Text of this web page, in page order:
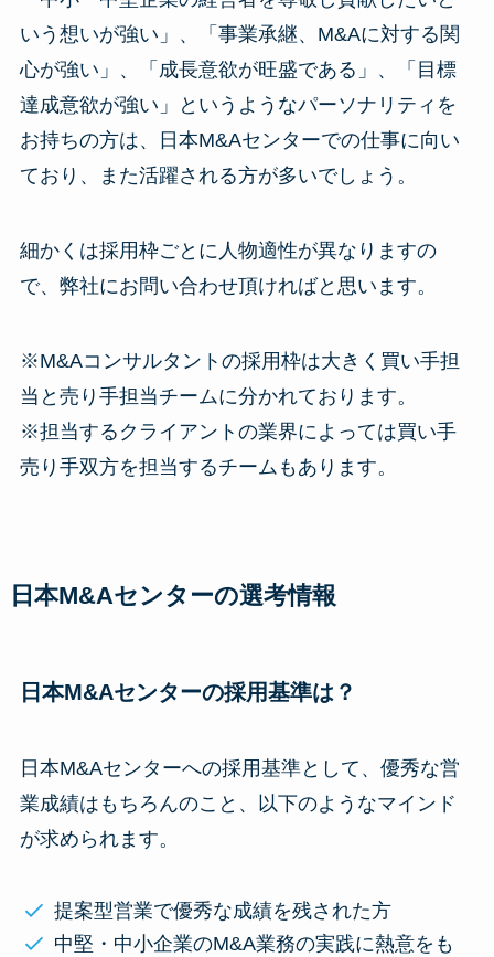
いう想いが強い」、「事業承継、M&Aに対する関
心が強い」、「成長意欲が旺盛である」、「目標
達成意欲が強い」というようなパーソナリティを
お持ちの方は、日本M&Aセンターでの仕事に向い
ており、また活躍される方が多いでしょう。
細かくは採用枠ごとに人物適性が異なりますの
で、弊社にお問い合わせ頂ければと思います。
※M&Aコンサルタントの採用枠は大きく買い手担
当と売り手担当チームに分かれております。
※担当するクライアントの業界によっては買い手
売り手双方を担当するチームもあります。
日本M&Aセンターの選考情報
日本M&Aセンターの採用基準は？
日本M&Aセンターへの採用基準として、優秀な営
業成績はもちろんのこと、以下のようなマインド
が求められます。
提案型営業で優秀な成績を残された方
中堅・中小企業のM&A業務の実践に熱意をも